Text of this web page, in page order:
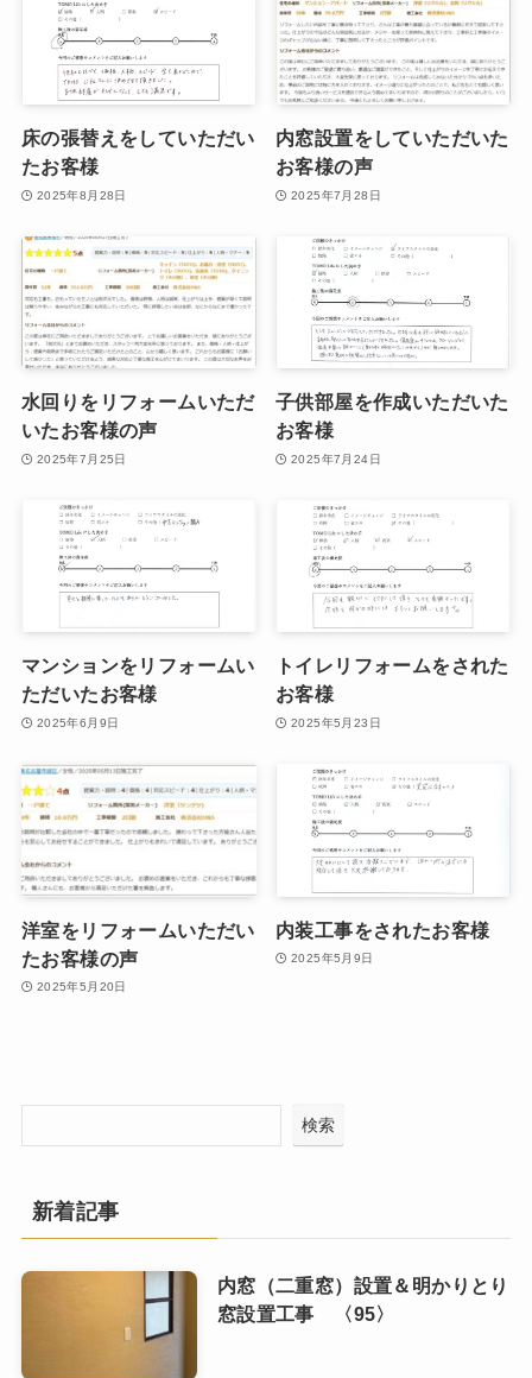
床の張替えをしていただい
たお客様
2025年8月28日
内窓設置をしていただいた
お客様の声
2025年7月28日
水回りをリフォームいただ
いたお客様の声
2025年7月25日
子供部屋を作成いただいた
お客様
2025年7月24日
マンションをリフォームい
ただいたお客様
2025年6月9日
トイレリフォームをされた
お客様
2025年5月23日
洋室をリフォームいただい
たお客様の声
2025年5月20日
内装工事をされたお客様
2025年5月9日
検索
新着記事
内窓（二重窓）設置＆明かりとり
窓設置工事 〈95〉